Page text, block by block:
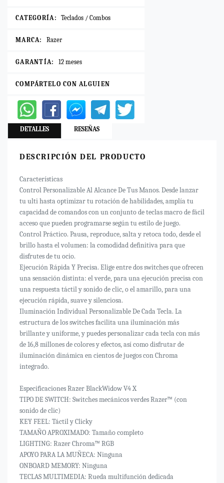
CATEGORÍA: Teclados / Combos
MARCA: Razer
GARANTÍA: 12 meses
COMPÁRTELO CON ALGUIEN
DETALLES RESEÑAS
DESCRIPCIÓN DEL PRODUCTO
Características
Control Personalizable Al Alcance De Tus Manos. Desde lanzar
tu ulti hasta optimizar tu rotación de habilidades, amplía tu
capacidad de comandos con un conjunto de teclas macro de fácil
acceso que pueden programarse según tu estilo de juego.
Control Práctico. Pausa, reproduce, salta y retoca todo, desde el
brillo hasta el volumen: la comodidad definitiva para que
disfrutes de tu ocio.
Ejecución Rápida Y Precisa. Elige entre dos switches que ofrecen
una sensación distinta: el verde, para una ejecución precisa con
una respuesta táctil y sonido de clic, o el amarillo, para una
ejecución rápida, suave y silenciosa.
Iluminación Individual Personalizable De Cada Tecla. La
estructura de los switches facilita una iluminación más
brillante y uniforme, y puedes personalizar cada tecla con más
de 16,8 millones de colores y efectos, así como disfrutar de
iluminación dinámica en cientos de juegos con Chroma
integrado.
Especificaciones Razer BlackWidow V4 X
TIPO DE SWITCH: Switches mecánicos verdes Razer™ (con
sonido de clic)
KEY FEEL: Táctil y Clicky
TAMAÑO APROXIMADO: Tamaño completo
LIGHTING: Razer Chroma™ RGB
APOYO PARA LA MUÑECA: Ninguna
ONBOARD MEMORY: Ninguna
TECLAS MULTIMEDIA: Rueda multifunción dedicada